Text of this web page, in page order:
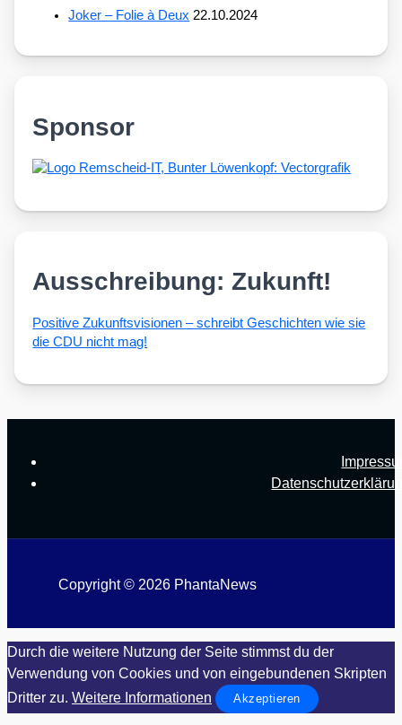
Joker – Folie à Deux 22.10.2024
Sponsor
Ausschreibung: Zukunft!
Posi­ti­ve Zukunfts­vi­sio­nen – schreibt Geschich­ten wie sie
die CDU nicht mag!
Copyright © 2026 PhantaNews
Durch die weitere Nutzung der Seite stimmst du der
Verwendung von Cookies und von eingebundenen Skripten
Dritter zu. Weitere Informationen Akzeptieren